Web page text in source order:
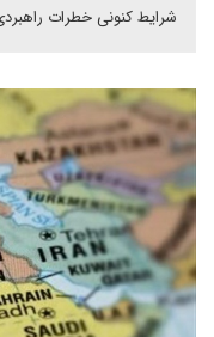
شرایط کنونی خطرات